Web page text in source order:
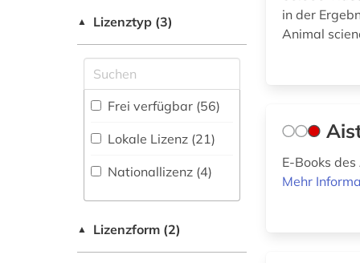
Elektrotechnik,
Elektronik,
Nachrichtentechnik (21)
Energietechnik (17)
Ethnologie (38)
Geographie (35)
anatomie (3)
and criticism (1)
angewandte
linguistik (1)
arbeitsgestaltung
(77)
Faktendatenbank
(20)
Portal (37)
Textueller-Materialien
▲ Lizenztyp (3)
Frei verfügbar (56)
Lokale Lizenz (21)
Nationallizenz (4)
▲ Lizenzform (2)
in der
Animal
E-Books
Mehr